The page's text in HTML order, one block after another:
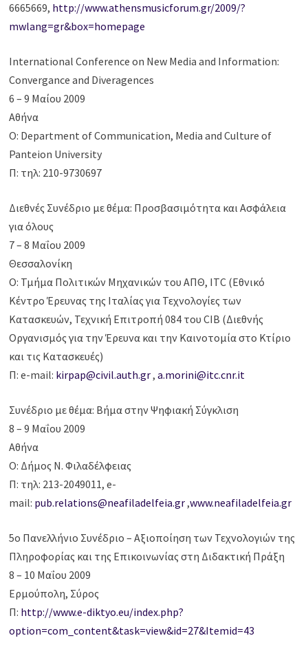
6665669, http://www.athensmusicforum.gr/2009/?
mwlang=gr&box=homepage
International Conference on New Media and Information:
Convergance and Diveragences
6 – 9 Μαίου 2009
Αθήνα
Ο: Department of Communication, Media and Culture of
Panteion University
Π: τηλ: 210-9730697
Διεθνές Συνέδριο με θέμα: Προσβασιμότητα και Ασφάλεια
για όλους
7 – 8 Μαΐου 2009
Θεσσαλονίκη
Ο: Τμήμα Πολιτικών Μηχανικών του ΑΠΘ, ITC (Εθνικό
Κέντρο Έρευνας της Ιταλίας για Τεχνολογίες των
Κατασκευών, Τεχνική Επιτροπή 084 του CIB (Διεθνής
Οργανισμός για την Έρευνα και την Καινοτομία στο Κτίριο
και τις Κατασκευές)
Π: e-mail: kirpap@civil.auth.gr,a.morini@itc.cnr.it
Συνέδριο με θέμα: Βήμα στην Ψηφιακή Σύγκλιση
8 – 9 Μαΐου 2009
Αθήνα
Ο: Δήμος Ν. Φιλαδέλφειας
Π: τηλ: 213-2049011, e-
mail: pub.relations@neafiladelfeia.gr,www.neafiladelfeia.gr
5ο Πανελλήνιο Συνέδριο – Αξιοποίηση των Τεχνολογιών της
Πληροφορίας και της Επικοινωνίας στη Διδακτική Πράξη
8 – 10 Μαΐου 2009
Ερμούπολη, Σύρος
Π: http://www.e-diktyo.eu/index.php?
option=com_content&task=view&id=27&Itemid=43